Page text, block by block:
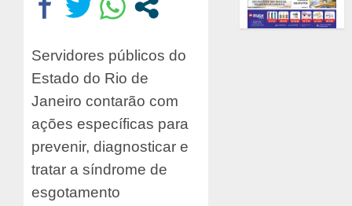
Servidores públicos do
Estado do Rio de
Janeiro contarão com
ações específicas para
prevenir, diagnosticar e
tratar a síndrome de
esgotamento